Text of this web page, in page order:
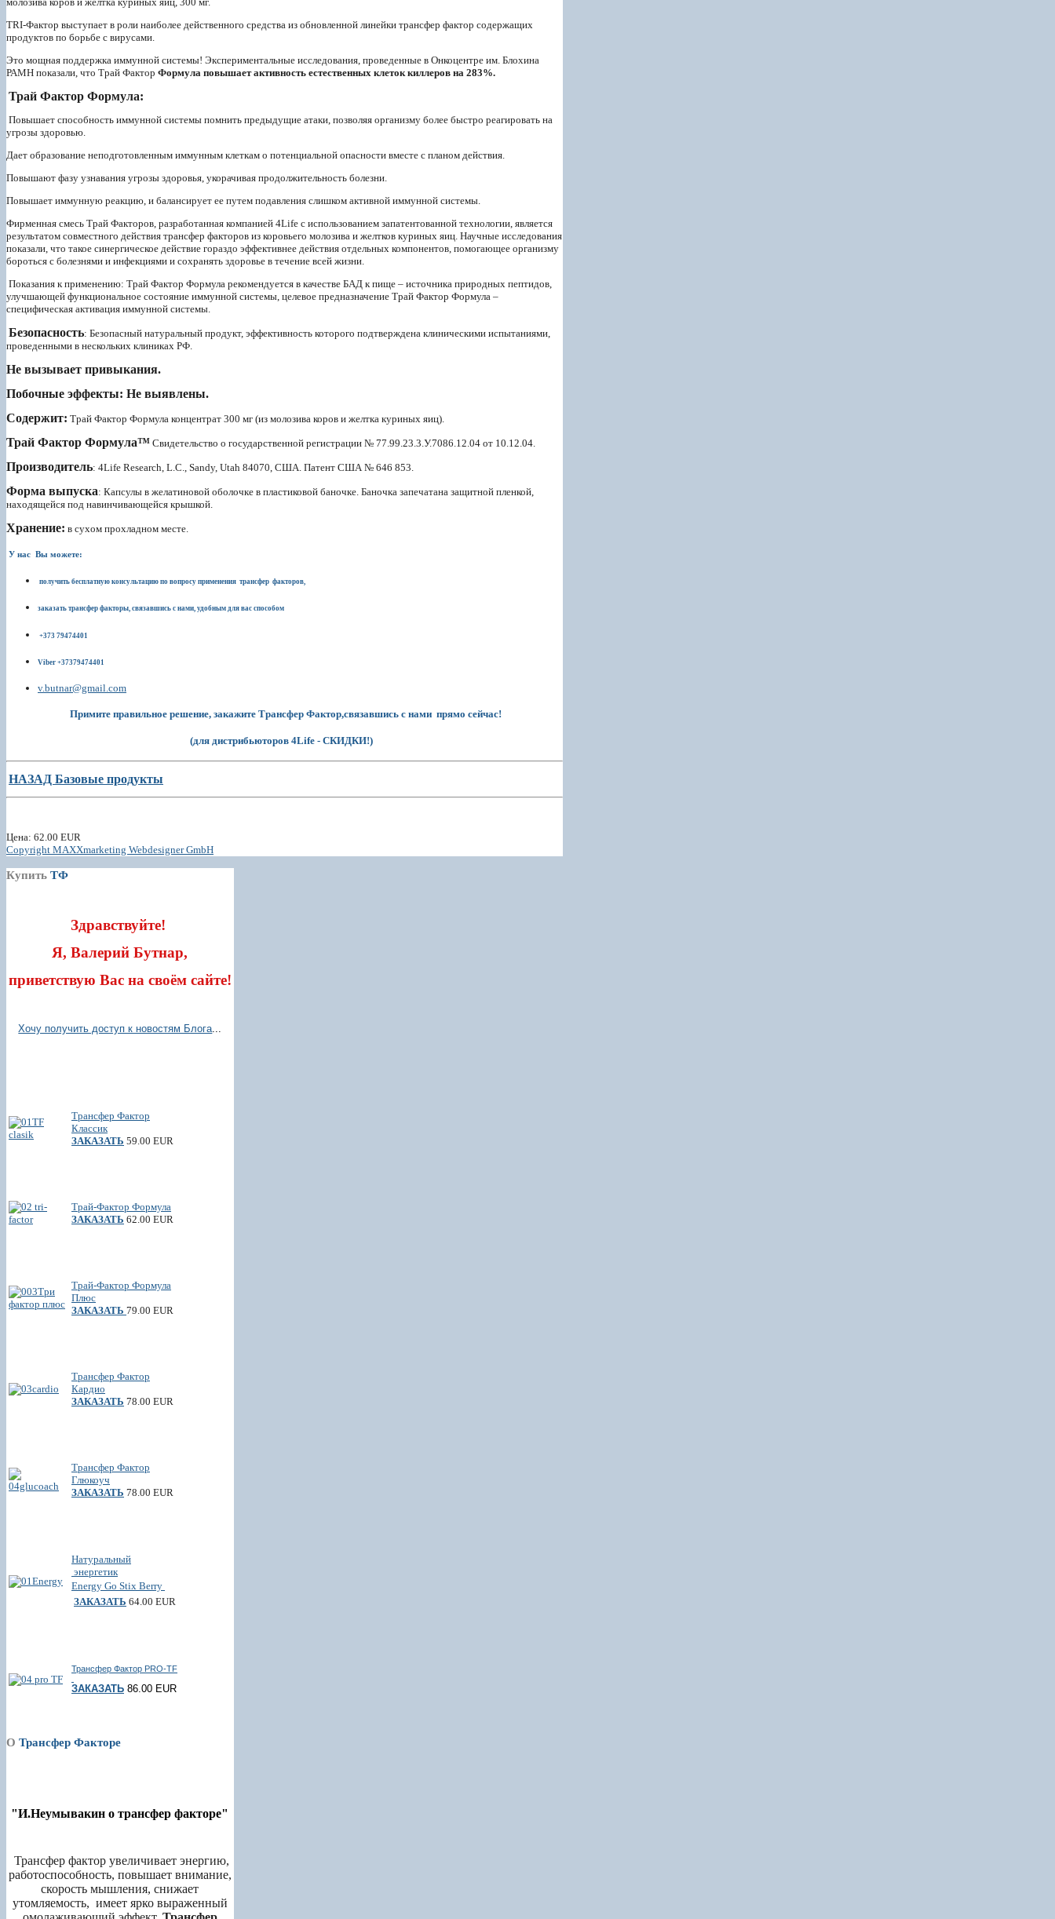
TRI-Фактор выступает в роли наиболее действенного средства из обновленной линейки трансфер фактор содержащих
продуктов по борьбе с вирусами.
Это мощная поддержка иммунной системы! Экспериментальные исследования, проведенные в Онкоцентре им. Блохина
РАМН показали, что Трай Фактор Формула повышает активность естественных клеток киллеров на 283%.
Трай Фактор Формула:
Повышает способность иммунной системы помнить предыдущие атаки, позволяя организму более быстро реагировать на
угрозы здоровью.
Дает образование неподготовленным иммунным клеткам о потенциальной опасности вместе с планом действия.
Повышают фазу узнавания угрозы здоровья, укорачивая продолжительность болезни.
Повышает иммунную реакцию, и балансирует ее путем подавления слишком активной иммунной системы.
Фирменная смесь Трай Факторов, разработанная компанией 4Life с использованием запатентованной технологии, является
результатом совместного действия трансфер факторов из коровьего молозива и желтков куриных яиц. Научные исследования
показали, что такое синергическое действие гораздо эффективнее действия отдельных компонентов, помогающее организму
бороться с болезнями и инфекциями и сохранять здоровье в течение всей жизни.
Показания к применению: Трай Фактор Формула рекомендуется в качестве БАД к пище – источника природных пептидов,
улучшающей функциональное состояние иммунной системы, целевое предназначение Трай Фактор Формула –
специфическая активация иммунной системы.
Безопасность: Безопасный натуральный продукт, эффективность которого подтверждена клиническими испытаниями,
проведенными в нескольких клиниках РФ.
Не вызывает привыкания.
Побочные эффекты: Не выявлены.
Содержит: Трай Фактор Формула концентрат 300 мг (из молозива коров и желтка куриных яиц).
Трай Фактор Формула™ Свидетельство о государственной регистрации № 77.99.23.3.У.7086.12.04 от 10.12.04.
Производитель: 4Life Research, L.C., Sandy, Utah 84070, США. Патент США № 646 853.
Форма выпуска: Капсулы в желатиновой оболочке в пластиковой баночке. Баночка запечатана защитной пленкой,
находящейся под навинчивающейся крышкой.
Хранение: в сухом прохладном месте.
У нас Вы можете:
получить бесплатную консультацию по вопросу применения трансфер факторов,
заказать трансфер факторы, связавшись с нами, удобным для вас способом
+373 79474401
Viber +37379474401
v.butnar@gmail.com
Примите правильное решение, закажите Трансфер Фактор,связавшись с нами прямо сейчас!
(для дистрибьюторов 4Life - СКИДКИ!)
НАЗАД Базовые продукты
Цена: 62.00 EUR
Copyright MAXXmarketing Webdesigner GmbH
Купить ТФ
Здравствуйте!
Я, Валерий Бутнар,
приветствую Вас на своём сайте!
Хочу получить доступ к новостям Блога...
Трансфер Фактор
Классик
ЗАКАЗАТЬ 59.00 EUR
Трай-Фактор Формула
ЗАКАЗАТЬ 62.00 EUR
Трай-Фактор Формула
Плюс
ЗАКАЗАТЬ 79.00 EUR
Трансфер Фактор
Кардио
ЗАКАЗАТЬ 78.00 EUR
Трансфер Фактор
Глюкоуч
ЗАКАЗАТЬ 78.00 EUR
Натуральный
энергетик
Energy Go Stix Berry
ЗАКАЗАТЬ 64.00 EUR
Трансфер Фактор PRO-TF
ЗАКАЗАТЬ 86.00 EUR
О Трансфер Факторе
"И.Неумывакин о трансфер факторе"
Трансфер фактор увеличивает энергию,
работоспособность, повышает внимание,
скорость мышления, снижает
утомляемость, имеет ярко выраженный